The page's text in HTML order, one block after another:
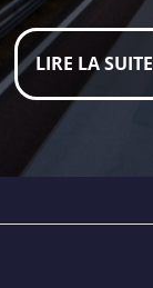
LIRE LA SUITE